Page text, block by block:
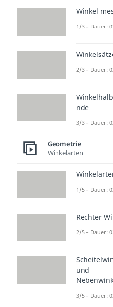
Wo
Du
drei
Hütte
weit
jetzt der
Du
drei
Winkel
1/3 – Dauer:
2/3 – Dauer:
nde
3/3 – Dauer:
Geometrie
Winkelarten
1/5 – Dauer:
Rechter
2/5 – Dauer:
und
3/5 – Dauer: